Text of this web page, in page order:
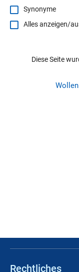
Synonyme
Alles anzeigen/
Diese Seite
Rechtliches